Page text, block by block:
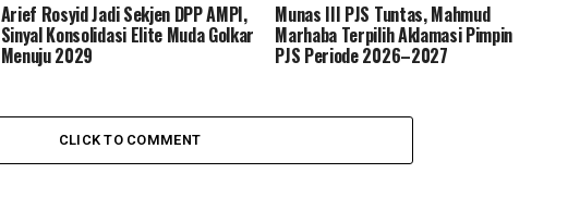
Arief Rosyid Jadi Sekjen DPP AMPI,
Sinyal Konsolidasi Elite Muda Golkar
Menuju 2029
Munas III PJS Tuntas, Mahmud
Marhaba Terpilih Aklamasi Pimpin
PJS Periode 2026–2027
CLICK TO COMMENT